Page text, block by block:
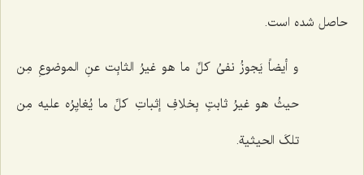
حاصل شده است.
و أیضاً یَجوزُ نفیُ کلِّ‌ ما هو غیرُ الثابِت عنِ الموضوعِ مِن
حیثُ هو غیرُ ثابتٍ بِخلافِ إثباتِ کلِّ ما یُغایِرُه علیه مِن
تلکَ الحیثیة.